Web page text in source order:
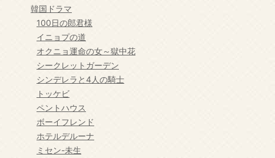
韓国ドラマ
100日の郎君様
イニョプの道
オクニョ運命の女～獄中花
シークレットガーデン
シンデレラと4人の騎士
トッケビ
ペントハウス
ボーイフレンド
ホテルデルーナ
ミセン-未生